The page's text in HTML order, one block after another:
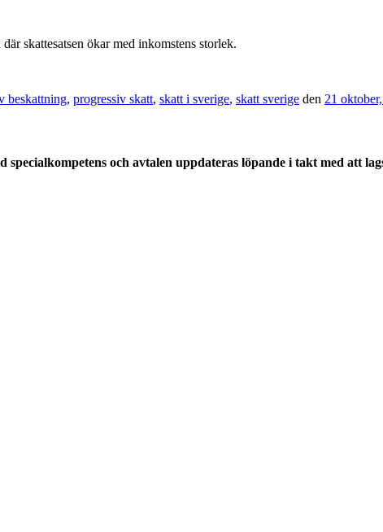
skattesatsen ökar med inkomstens storlek.
beskattning, progressiv skatt, skatt i sverige, skatt sverige den 21
och avtalen uppdateras löpande i takt med att